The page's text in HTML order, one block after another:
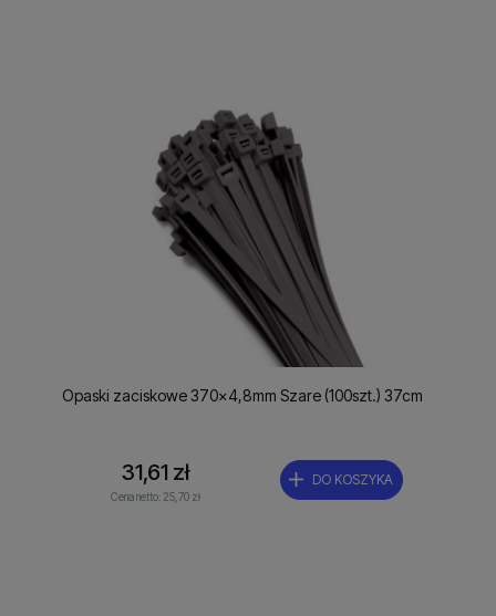
Opaski zaciskowe 370x4,8mm Szare (100szt.) 37cm
31,61 zł
Cena netto: 25,70 zł
DO KOSZYKA